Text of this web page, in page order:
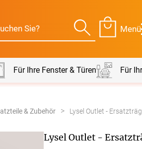
Menü
Für Ihre Räume
Für Ihre Fenster & Türen Für
& Zubehör Lysel Outlet -
Lysel Outlet -